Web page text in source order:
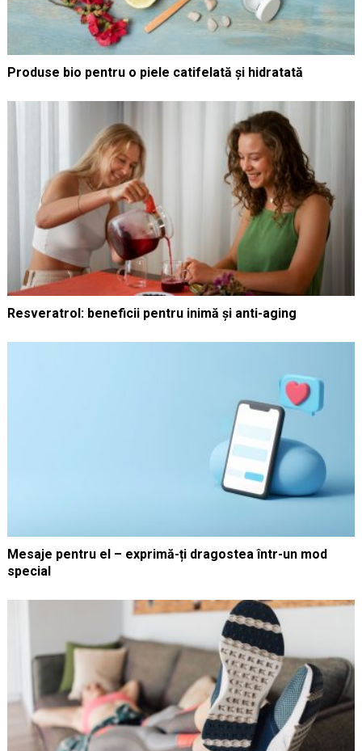
Produse bio pentru o piele catifelată și hidratată
Resveratrol: beneficii pentru inimă și anti-aging
Mesaje pentru el – exprimă-ți dragostea într-un mod
special